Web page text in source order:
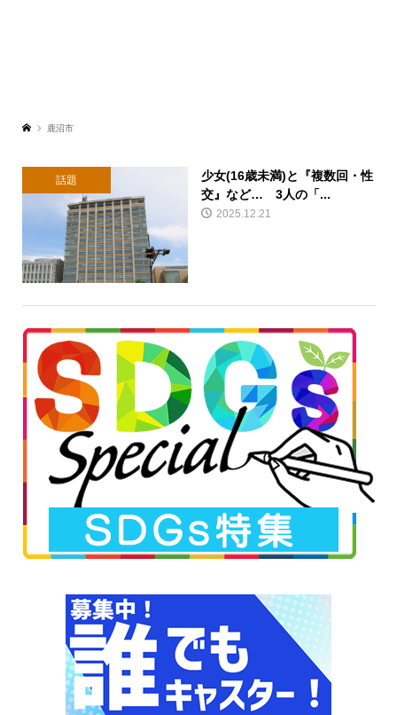
鹿沼市
話題
少女(16歳未満)と『複数回・性
交』など… 3人の「...
2025.12.21